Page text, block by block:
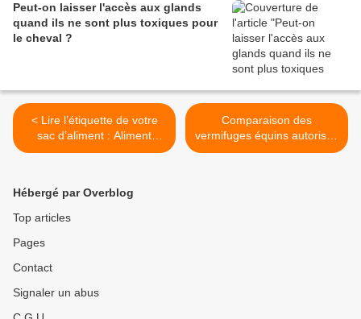
Peut-on laisser l'accès aux glands
quand ils ne sont plus toxiques pour
le cheval ?
< Lire l’étiquette de votre
sac d’aliment : Aliment
complet, complémentaire,
Comparaison des
vermifuges équins autorisés
en France >
Hébergé par Overblog
Top articles
Pages
Contact
Signaler un abus